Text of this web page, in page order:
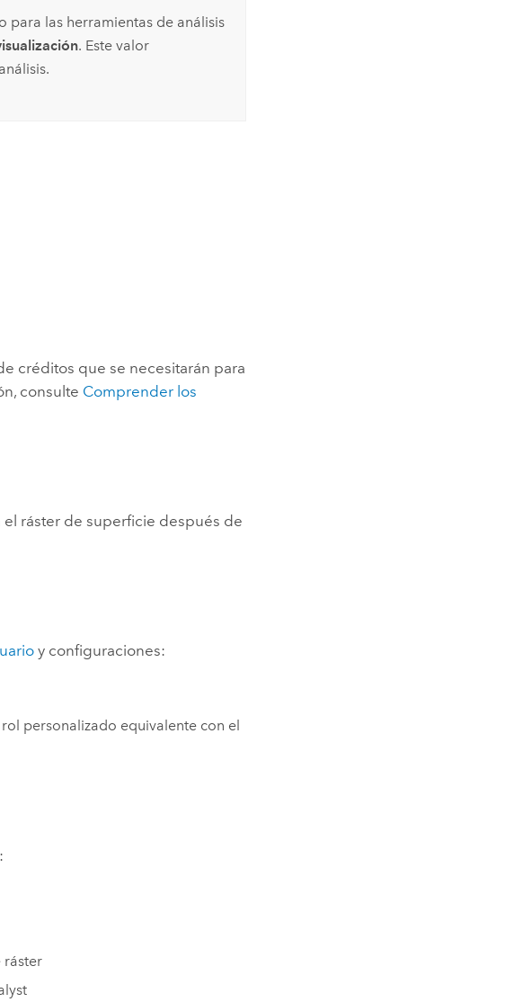
para las herramientas de análisis
. Este valor
créditos que se necesitarán para
consulte Comprender los
el ráster de superficie después de
y configuraciones:
personalizado equivalente con el
ráster